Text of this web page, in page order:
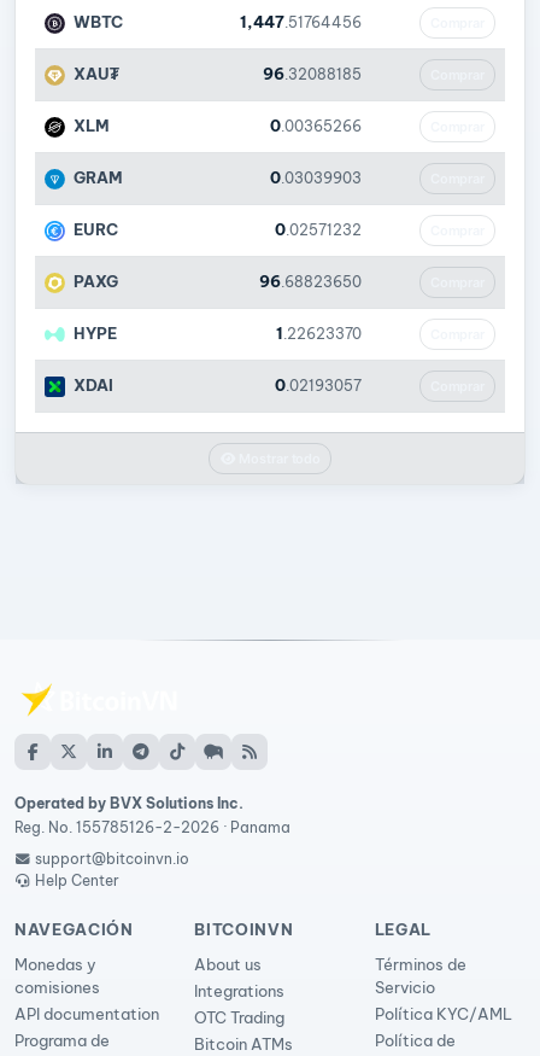
WBTC 1,447 .51764456
XAU₮ 96 .32088185
XLM 0 .00365266
GRAM 0 .03039903
EURC 0 .02571232
PAXG 96 .68823650
HYPE 1 .22623370
XDAI 0 .02193057
Operated by BVX Solutions Inc.
Reg. No. 155785126-2-2026 · Panama
support@bitcoinvn.io
Help Center
NAVEGACIÓN
Monedas y
comisiones
API documentation
Programa de
BITCOINVN
About us
Integrations
OTC Trading
Bitcoin ATMs
LEGAL
Términos de
Servicio
Política KYC/AML
Política de